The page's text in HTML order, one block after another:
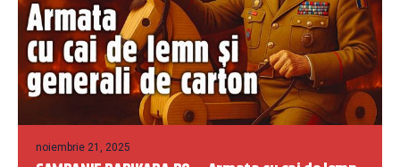
noiembrie 21, 2025